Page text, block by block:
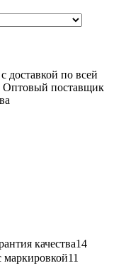
доставкой по всей
Оптовый поставщик
качества14
11